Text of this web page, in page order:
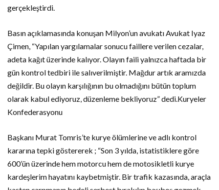
gerçekleştirdi.
Basın açıklamasında konuşan Milyon’un avukatı Avukat Iyaz
Çimen, “Yapılan yargılamalar sonucu faillere verilen cezalar,
adeta kağıt üzerinde kalıyor. Olayın faili yalnızca haftada bir
gün kontrol tedbiri ile salıverilmiştir. Mağdur artık aramızda
değildir. Bu olayın karşılığının bu olmadığını bütün toplum
olarak kabul ediyoruz, düzenleme bekliyoruz” dedi.Kuryeler
Konfederasyonu
Başkanı Murat Tomris’te kurye ölümlerine ve adlı kontrol
kararına tepki göstererek ; “Son 3 yılda, istatistiklere göre
600’ün üzerinde hem motorcu hem de motosikletli kurye
kardeşlerim hayatını kaybetmiştir. Bir trafik kazasında, araçla